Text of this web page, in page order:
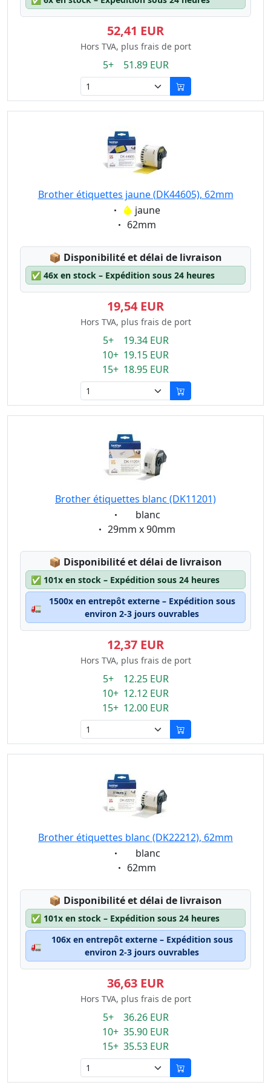
52,41 EUR
Hors TVA, plus frais de port
5+ 51.89 EUR
Brother étiquettes jaune (DK44605), 62mm
Eigenschaft:
jaune
Eigenschaft:
62mm
📦 Lagerstatus:
Disponibilité et délai de livraison
✅ 46x en stock – Expédition sous 24 heures
19,54 EUR
Hors TVA, plus frais de port
5+ 19.34 EUR
10+ 19.15 EUR
15+ 18.95 EUR
Brother étiquettes blanc (DK11201)
Eigenschaft:
blanc
Eigenschaft:
29mm x 90mm
📦 Lagerstatus:
Disponibilité et délai de livraison
✅ 101x en stock – Expédition sous 24 heures
🚛
1500x en entrepôt externe – Expédition sous
environ 2-3 jours ouvrables
12,37 EUR
Hors TVA, plus frais de port
5+ 12.25 EUR
10+ 12.12 EUR
15+ 12.00 EUR
Brother étiquettes blanc (DK22212), 62mm
Eigenschaft:
blanc
Eigenschaft:
62mm
📦 Lagerstatus:
Disponibilité et délai de livraison
✅ 101x en stock – Expédition sous 24 heures
🚛
106x en entrepôt externe – Expédition sous
environ 2-3 jours ouvrables
36,63 EUR
Hors TVA, plus frais de port
5+ 36.26 EUR
10+ 35.90 EUR
15+ 35.53 EUR